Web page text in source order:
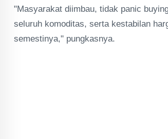
"Masyarakat diimbau, tidak panic
seluruh komoditas, serta kestabilan
semestinya," pungkasnya.